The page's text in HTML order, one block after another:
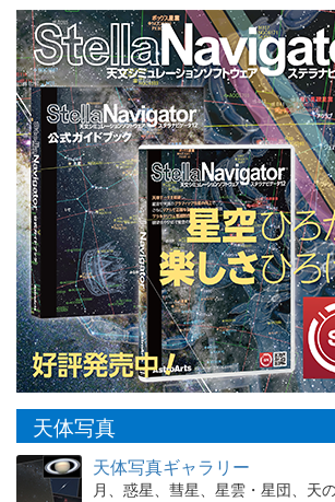
天体写真
天体写真ギャラリー
月、惑星、彗星、星雲・星団、天